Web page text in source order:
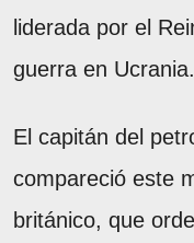
liderada por el
guerra en Ucrania.
El capitán del
compareció este
británico, que